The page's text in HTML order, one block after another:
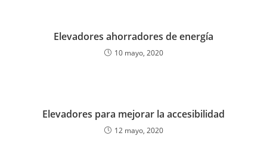
Elevadores ahorradores de energía
10 mayo, 2020
Elevadores para mejorar la accesibilidad
12 mayo, 2020